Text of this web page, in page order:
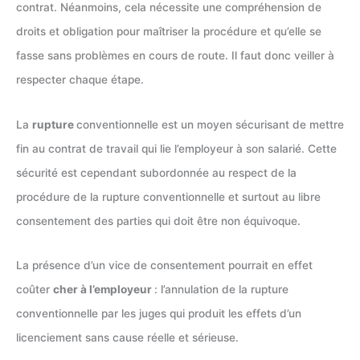
contrat. Néanmoins, cela nécessite une compréhension de
droits et obligation pour maîtriser la procédure et qu’elle se
fasse sans problèmes en cours de route. Il faut donc veiller à
respecter chaque étape.
La ruptureconventionnelle est un moyen sécurisant de mettre
fin au contrat de travail qui lie l’employeur à son salarié. Cette
sécurité est cependant subordonnée au respect de la
procédure de la rupture conventionnelle et surtout au libre
consentement des parties qui doit être non équivoque.
La présence d’un vice de consentement pourrait en effet
coûter cher à l’employeur : l’annulation de la rupture
conventionnelle par les juges qui produit les effets d’un
licenciement sans cause réelle et sérieuse.